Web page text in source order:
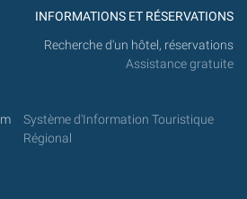
INFORMATIONS ET RÉSERVATIONS
Recherche d'un hôtel, réservations
Assistance gratuite
Système d'Information Touristique
Régional